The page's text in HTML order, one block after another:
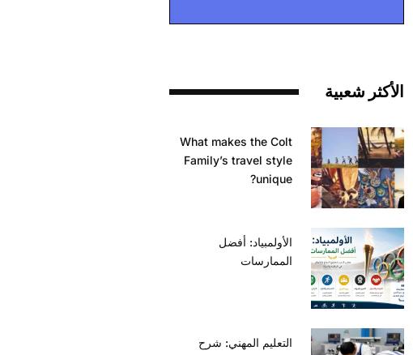
الأكثر شعبية
What makes the Colt
Family’s travel style
unique?
الأولمبياد: أفضل
الممارسات
التعليم المهني: شرح